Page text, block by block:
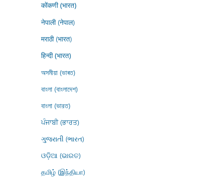
कोंकणी (भारत)
नेपाली (नेपाल)
मराठी (भारत)
हिन्दी (भारत)
অসমীয়া (ভাৰত)
বাংলা (বাংলাদেশ)
বাংলা (ভারত)
ਪੰਜਾਬੀ (ਭਾਰਤ)
ગુજરાતી (ભારત)
ଓଡ଼ିଆ (ଭାରତ)
தமிழ் (இந்தியா)